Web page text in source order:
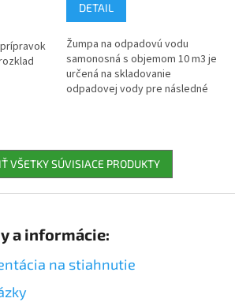
prípravok
DETAIL
Žumpa na odpadovú vodu
samonosná s objemom 10 m3 je
určená na skladovanie
odpadovej vody pre následné
VŠETKY SÚVISIACE PRODUKTY
a informácie:
na stiahnutie